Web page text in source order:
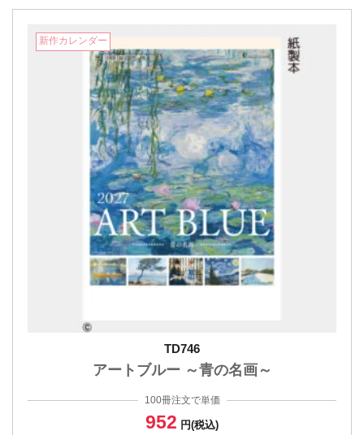
新作カレンダー
TD746
アートブルー ～青の名画～
100冊注文で単価
952 円(税込)